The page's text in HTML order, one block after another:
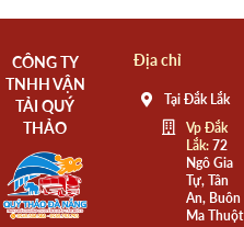
CÔNG TY
TNHH VẬN
TẢI QUÝ
THẢO
Địa chỉ
Tại Đắk Lắk
Vp Đắk
Lắk:72
Ngô Gia
Tự, Tân
An, Buôn
Ma Thuột